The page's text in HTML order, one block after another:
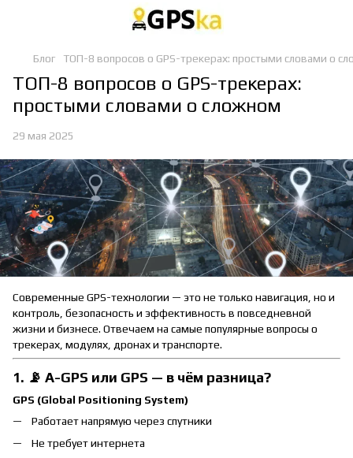
Блог ТОП-8 вопросов о GPS-трекерах: простыми словами о
ТОП-8 вопросов о GPS-трекерах:
простыми словами о сложном
29 мая 2025
Современные GPS-технологии — это не только навигация, но и
контроль, безопасность и эффективность в повседневной
жизни и бизнесе. Отвечаем на самые популярные вопросы о
трекерах, модулях, дронах и транспорте.
1. 📡 A-GPS или GPS — в чём разница?
GPS (Global Positioning System)
Работает напрямую через спутники
Не требует интернета